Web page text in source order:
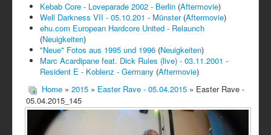
Kebab Core - Loveparade 2002 - Berlin (Aftermovie)
Well Darkness VII - 05.10.201 - Münster (Aftermovie)
ehu.com European Hardcore United - Relaunch
(Neuigkeiten)
"Neue" Fotos aus 1995 und 1996 (Neuigkeiten)
Marc Acardipane feat. Dick Rules (live) - 03.11.2001 -
Resident E - Koblenz - Germany (Aftermovie)
Home » 2015 » Easter Rave - 05.04.2015 » Easter Rave -
05.04.2015_145